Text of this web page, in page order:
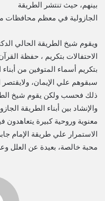
بينهم، حيث تنتشر الطريقة
الجازولية في معظم محافظات
ويقوم شيخ الطريقة الحالي
الاحتفالات بتكريم ، حفظة
بتكريم أسماء المتوفين من
سبقوهم علي الإيمان، ولايقتصر
ذلك فحسب ولكن يقوم شيخ
والإنشاد بين أبناء الطريقة
معنوية وروحية كبيرة يتعاهدون
الاستمرار علي طريقة الإمام
محبة خالصة، بعيدة عن العلل